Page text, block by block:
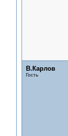
В.Карлов
Гость